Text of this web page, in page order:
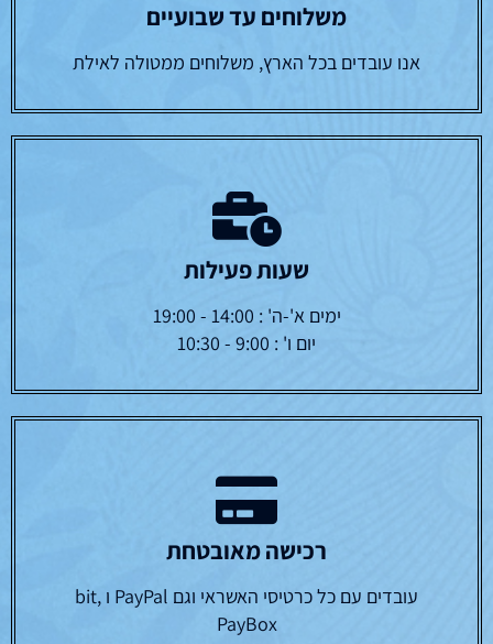
משלוחים עד שבועיים
אנו עובדים בכל הארץ, משלוחים ממטולה לאילת
שעות פעילות
ימים א'-ה' : 14:00 - 19:00
יום ו' : 9:00 - 10:30
רכישה מאובטחת
עובדים עם כל כרטיסי האשראי וגם PayPal ו bit,
PayBox